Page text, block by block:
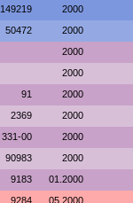
149219 2000
50472 2000
2000
2000
91 2000
2369 2000
331-00 2000
90983 2000
9183 01.2000
9284 05.2000